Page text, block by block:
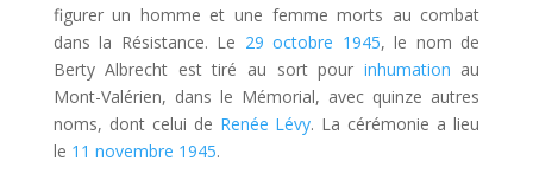
figurer un homme et une femme morts au combat
dans la Résistance. Le 29 octobre 1945, le nom de
Berty Albrecht est tiré au sort pour inhumation au
Mont-Valérien, dans le Mémorial, avec quinze autres
noms, dont celui de Renée Lévy. La cérémonie a lieu
le 11 novembre 1945.